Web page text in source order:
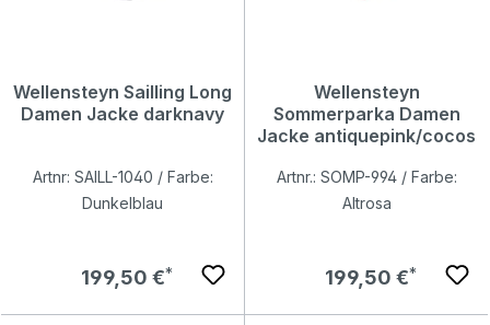
Wellensteyn Sailling Long
Damen Jacke darknavy
Artnr: SAILL-1040 / Farbe:
Dunkelblau
Regulärer Preis:
199,50 €
Wellensteyn
Sommerparka Damen
Jacke antiquepink/cocos
Artnr.: SOMP-994 / Farbe:
Altrosa
Regulärer Preis:
199,50 €